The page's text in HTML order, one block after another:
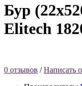
Бур
Elitech
0 отзывов /Написать